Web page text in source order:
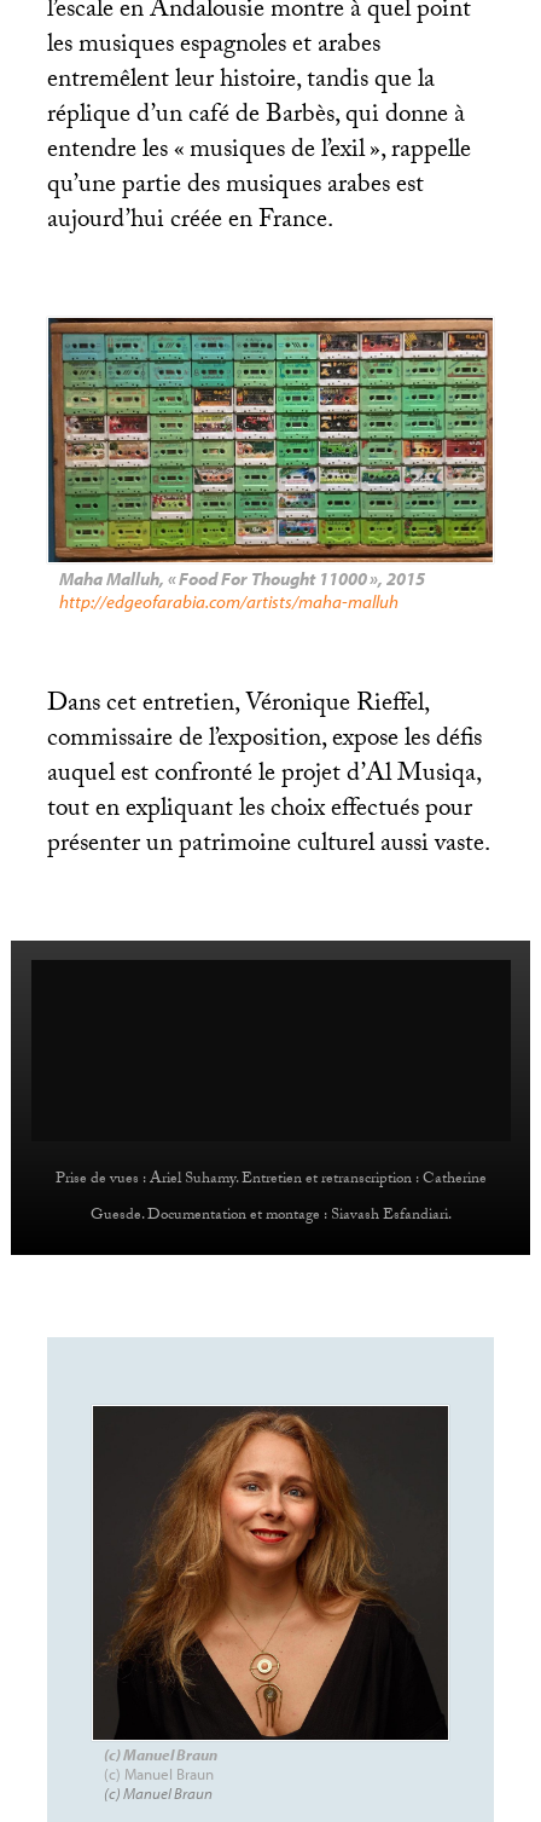
l’escale en Andalousie montre à quel point
les musiques espagnoles et arabes
entremêlent leur histoire, tandis que la
réplique d’un café de Barbès, qui donne à
entendre les «musiques de l’exil», rappelle
qu’une partie des musiques arabes est
aujourd’hui créée en France.
Maha Malluh, «Food For Thought 11000», 2015
http://edgeofarabia.com/artists/maha-malluh
Dans cet entretien, Véronique Rieffel,
commissaire de l’exposition, expose les défis
auquel est confronté le projet d’Al Musiqa,
tout en expliquant les choix effectués pour
présenter un patrimoine culturel aussi vaste.
Prise de vues : Ariel Suhamy. Entretien et retranscription : Catherine
Guesde. Documentation et montage : Siavash Esfandiari.
(c) Manuel Braun
(c) Manuel Braun
(c) Manuel Braun